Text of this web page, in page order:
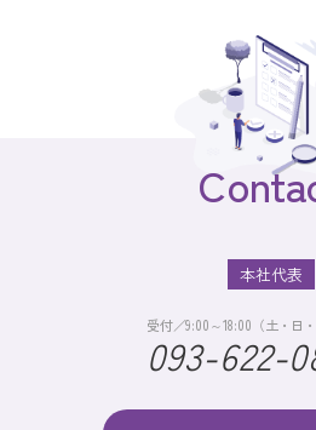
本社代表
受付／9:00～18:00（土・日
093-622-